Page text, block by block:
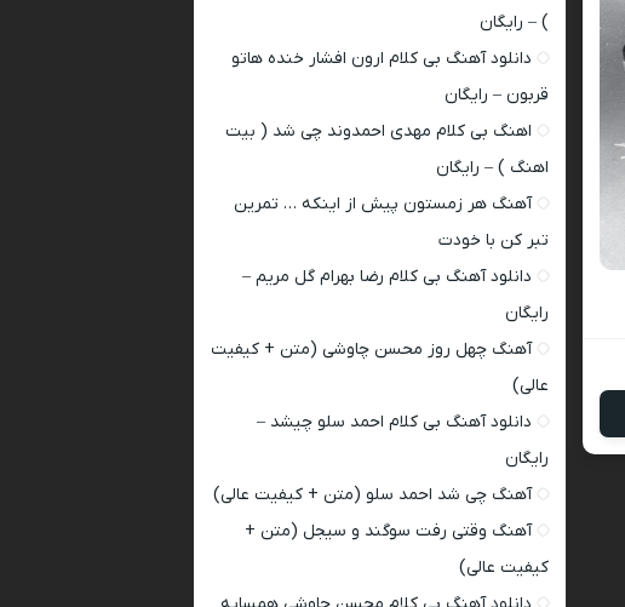
) – رایگان
دانلود آهنگ بی کلام ارون افشار خنده هاتو
قربون – رایگان
اهنگ بی کلام مهدی احمدوند چی شد ( بیت
اهنگ ) – رایگان
آهنگ هر زمستون پیش از اینکه … تمرین
تبر کن با خودت
دانلود آهنگ بی کلام رضا بهرام گل مریم –
رایگان
آهنگ چهل روز محسن چاوشی (متن + کیفیت
عالی)
دانلود آهنگ بی کلام احمد سلو چیشد –
رایگان
آهنگ چی شد احمد سلو (متن + کیفیت عالی)
آهنگ وقتی رفت سوگند و سیجل (متن +
کیفیت عالی)